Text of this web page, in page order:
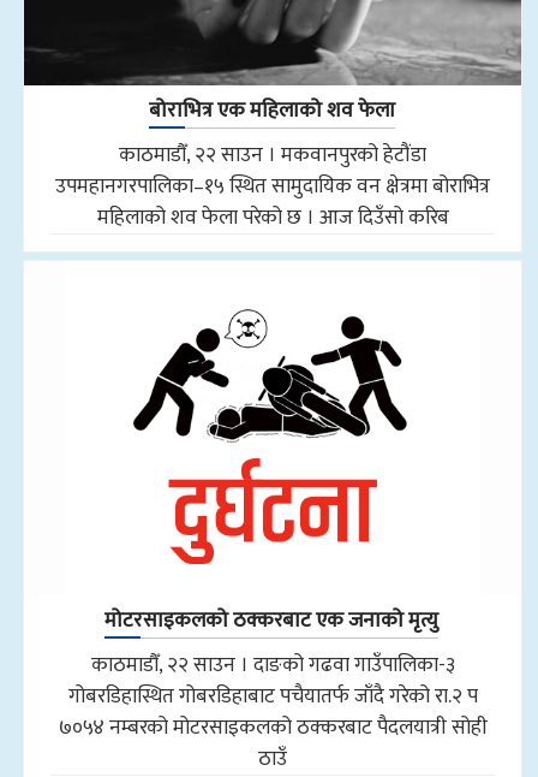
बोराभित्र एक महिलाको शव फेला
काठमाडौँ, २२ साउन । मकवानपुरको हेटौंडा
उपमहानगरपालिका–१५ स्थित सामुदायिक वन क्षेत्रमा बोराभित्र
महिलाको शव फेला परेको छ । आज दिउँसो करिब
मोटरसाइकलको ठक्करबाट एक जनाको मृत्यु
काठमाडौँ, २२ साउन । दाङको गढवा गाउँपालिका-३
गोबरडिहास्थित गोबरडिहाबाट पचैयातर्फ जाँदै गरेको रा.२ प
७०५४ नम्बरको मोटरसाइकलको ठक्करबाट पैदलयात्री सोही
ठाउँ